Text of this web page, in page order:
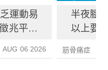
運動易
兆平衡
AUG 06 2026
半夜腳
以上要
筋骨痛症